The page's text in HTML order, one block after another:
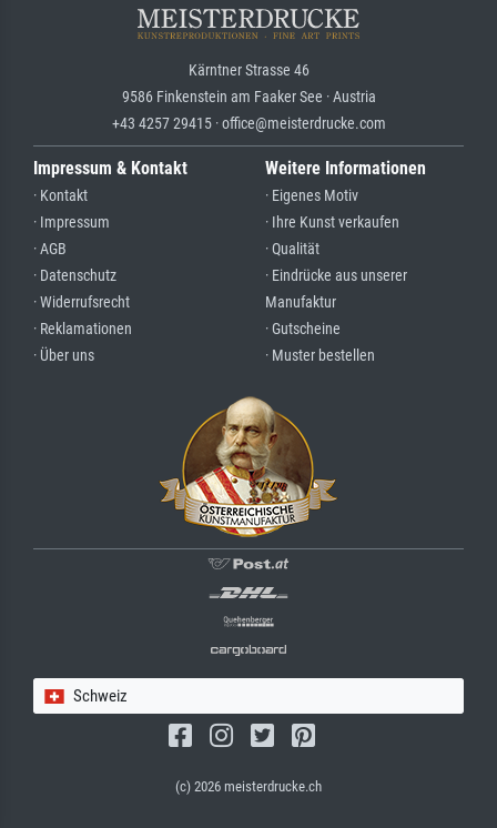
Kärntner Strasse 46
9586 Finkenstein am Faaker See · Austria
+43 4257 29415 · office@meisterdrucke.com
Impressum & Kontakt
· Kontakt
· Impressum
· AGB
· Datenschutz
· Widerrufsrecht
· Reklamationen
· Über uns
Weitere Informationen
· Eigenes Motiv
· Ihre Kunst verkaufen
· Qualität
· Eindrücke aus unserer
Manufaktur
· Gutscheine
· Muster bestellen
Schweiz
(c) 2026 meisterdrucke.ch